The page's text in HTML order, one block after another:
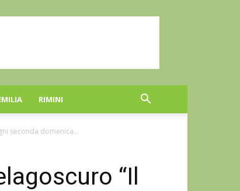
RIMINI
seconda domenica...
“Il